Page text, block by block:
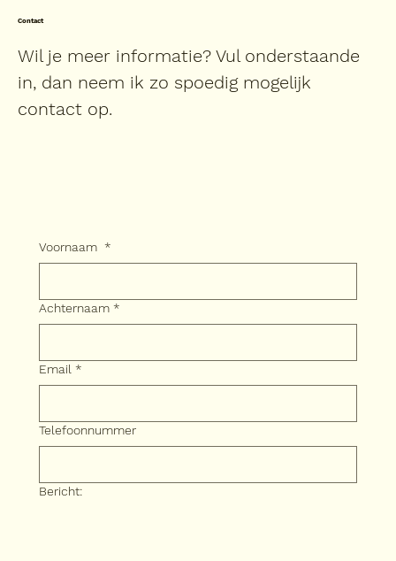
Contact
Wil je meer informatie? Vul onderstaande
in, dan neem ik zo spoedig mogelijk
contact op.
Voornaam *
Achternaam *
Email *
Telefoonnummer
Bericht: